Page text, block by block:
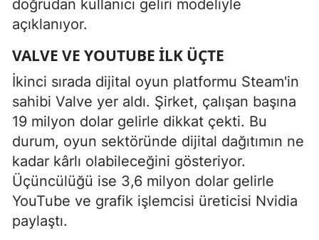
doğrudan kullanıcı geliri modeliyle
açıklanıyor.
VALVE VE YOUTUBE İLK ÜÇTE
İkinci sırada dijital oyun platformu Steam'in
sahibi Valve yer aldı. Şirket, çalışan başına
19 milyon dolar gelirle dikkat çekti. Bu
durum, oyun sektöründe dijital dağıtımın ne
kadar kârlı olabileceğini gösteriyor.
Üçüncülüğü ise 3,6 milyon dolar gelirle
YouTube ve grafik işlemcisi üreticisi Nvidia
paylaştı.